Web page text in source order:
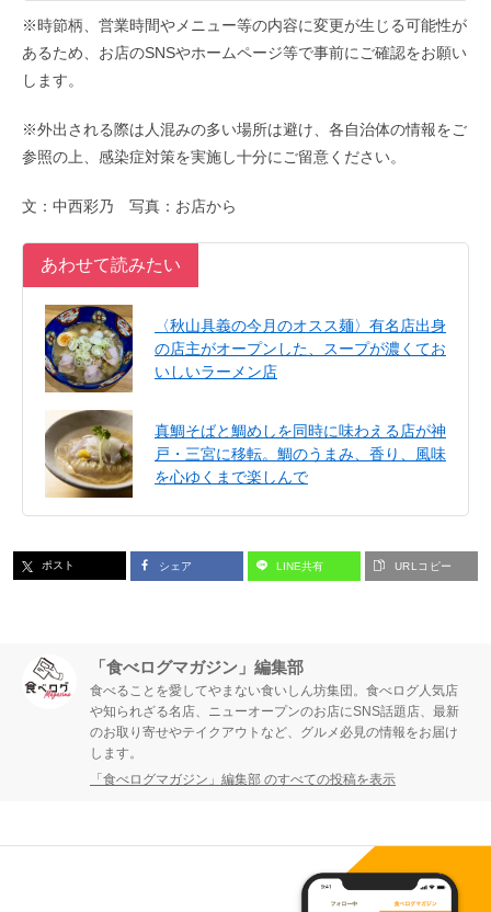
※時節柄、営業時間やメニュー等の内容に変更が生じる可能性が
あるため、お店のSNSやホームページ等で事前にご確認をお願い
します。
※外出される際は人混みの多い場所は避け、各自治体の情報をご
参照の上、感染症対策を実施し十分にご留意ください。
文：中西彩乃 写真：お店から
あわせて読みたい
〈秋山具義の今月のオスス麺〉有名店出身
の店主がオープンした、スープが濃くてお
いしいラーメン店
真鯛そばと鯛めしを同時に味わえる店が神
戸・三宮に移転。鯛のうまみ、香り、風味
を心ゆくまで楽しんで
ポスト シェア LINE共有 URLコピー
「食べログマガジン」編集部
食べることを愛してやまない食いしん坊集団。食べログ人気店
や知られざる名店、ニューオープンのお店にSNS話題店、最新
のお取り寄せやテイクアウトなど、グルメ必見の情報をお届け
します。
「食べログマガジン」編集部 のすべての投稿を表示